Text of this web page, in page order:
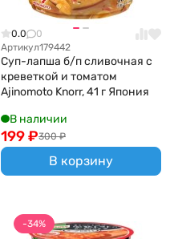
0.0
0
Артикул179442
Суп-лапша б/п сливочная с
креветкой и томатом
Ajinomoto Knorr, 41 г Япония
В наличии
300 ₽
199₽
В корзину
-34%